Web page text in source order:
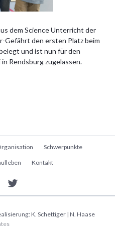
dem Science Unterricht der
Gefährt den ersten Platz beim
und ist nun für den
Rendsburg zugelassen.
Schwerpunkte
Kontakt
K. Schettiger | N. Haase